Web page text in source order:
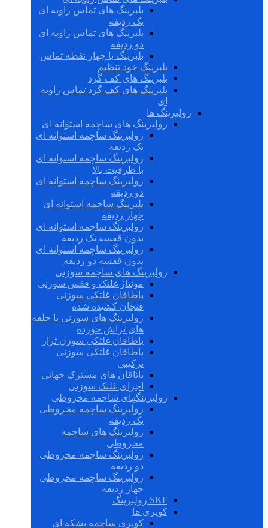
بلبرینگ های تماس زاویه ای
یک ردیفه
بلبرینگ های تماس زاویه ای
دو ردیفه
بلبرینگ با چهار نقطه تماس
بلبرینگ خود تنظیم
بلبرینگ های کف گرد
بلبرینگ های کف گرد تماس زاویه
ای
رولبرینگ ها
رولبرینگ های ساچمه استوانه ای
رولبرینگ ساچمه استوانه ای
یک ردیفه
رولبرینگ ساچمه استوانه ای
با ظرفیت بالا
رولبرینگ ساچمه استوانه ای
دو ردیفه
بلبرینگ ساچمه استوانه ای
چهار ردیفه
رولبرینگ ساچمه استوانه ای
بدون قفسه یک ردیفه
رولبرینگ ساچمه استوانه ای
بدون قفسه دو ردیفه
رولبرینگ های ساچمه سوزنی
مونتاژ غلتک و قفس سوزنی
یاطاقان غلتکی سوزنی
فنجان کشیده شده
رولبرینگ های سوزنی با حلقه
های تراش خورده
یاطاقان غلتکی سوزن تراز
یاطاقان غلتکی سوزنی
ترکیبی
یاتاقان های مشترک جهانی
اجزای غلتک سوزنی
رولبرینگهای ساچمه مخروطی
رولبرینگ ساچمه مخروطی
یک ردیفه
رولبرینگ های ساچمه
مخروطی
رولبرینگ ساچمه مخروطی
دو ردیفه
رولبرینگ ساچمه مخروطی
چهار ردیفه
SKF رولبرینگ
کوپری ها
کوپری ساچمه بشکه ای